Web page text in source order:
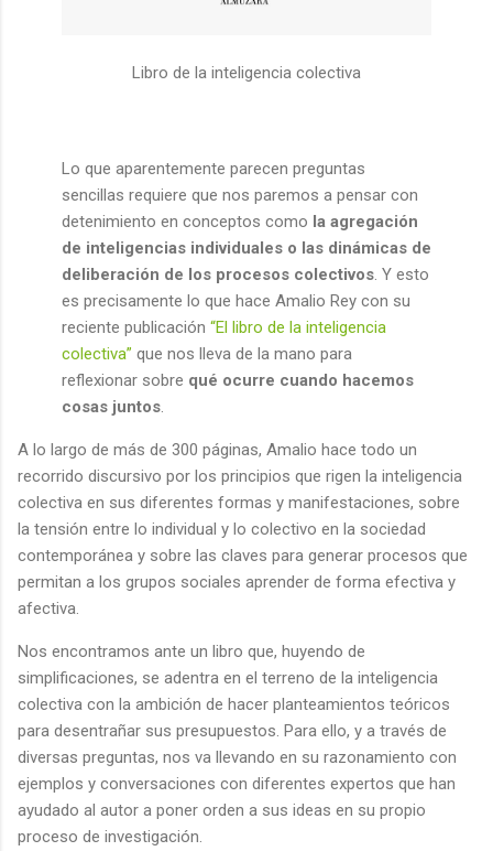
Libro de la inteligencia colectiva
Lo que aparentemente parecen preguntas
sencillas requiere que nos paremos a pensar con
detenimiento en conceptos como la agregación
de inteligencias individuales o las dinámicas de
deliberación de los procesos colectivos . Y esto
es precisamente lo que hace Amalio Rey con su
reciente publicación “El libro de la inteligencia
colectiva” que nos lleva de la mano para
reflexionar sobre qué ocurre cuando hacemos
cosas juntos
A lo largo de más de 300 páginas, Amalio hace todo un
recorrido discursivo por los principios que rigen la inteligencia
colectiva en sus diferentes formas y manifestaciones, sobre
la tensión entre lo individual y lo colectivo en la sociedad
contemporánea y sobre las claves para generar procesos que
permitan a los grupos sociales aprender de forma efectiva y
afectiva.
Nos encontramos ante un libro que, huyendo de
simplificaciones, se adentra en el terreno de la inteligencia
colectiva con la ambición de hacer planteamientos teóricos
para desentrañar sus presupuestos. Para ello, y a través de
diversas preguntas, nos va llevando en su razonamiento con
ejemplos y conversaciones con diferentes expertos que han
ayudado al autor a poner orden a sus ideas en su propio
proceso de investigación.